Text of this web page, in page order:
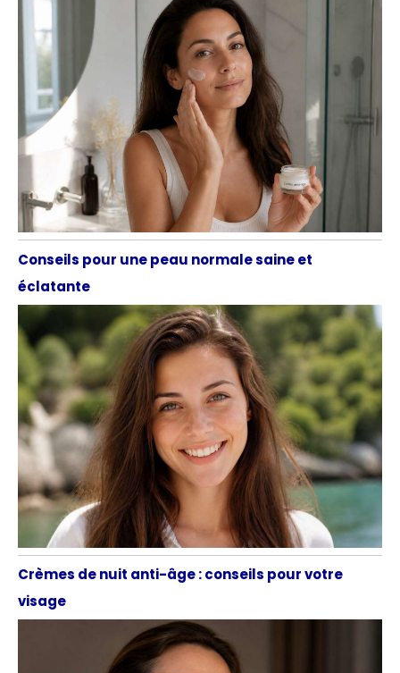
Conseils pour une peau normale saine et
éclatante
Crèmes de nuit anti-âge : conseils pour votre
visage